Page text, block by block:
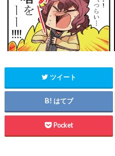
ツイート
はてブ
Pocket